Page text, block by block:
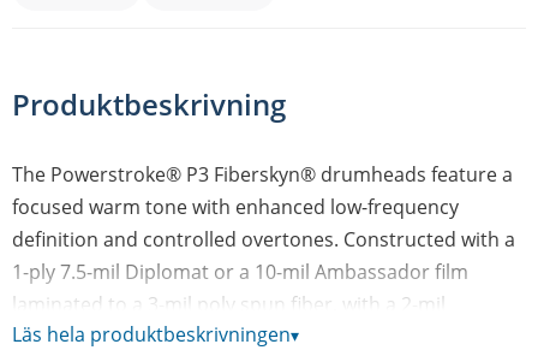
Produktbeskrivning
The Powerstroke® P3 Fiberskyn® drumheads feature a
focused warm tone with enhanced low-frequency
definition and controlled overtones. Constructed with a
1-ply 7.5-mil Diplomat or a 10-mil Ambassador film
laminated to a 3-mil poly spun fiber, with a 2-mil
overtone-reducing inlay ring, Powerstroke P3 Fiberskyn
Läs hela produktbeskrivningen▾